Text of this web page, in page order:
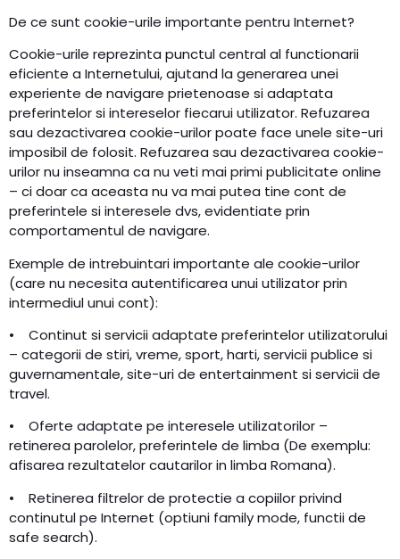
De ce sunt cookie-urile importante pentru Internet?
Cookie-urile reprezinta punctul central al functionarii
eficiente a Internetului, ajutand la generarea unei
experiente de navigare prietenoase si adaptata
preferintelor si intereselor fiecarui utilizator. Refuzarea
sau dezactivarea cookie-urilor poate face unele site-uri
imposibil de folosit. Refuzarea sau dezactivarea cookie-
urilor nu inseamna ca nu veti mai primi publicitate online
– ci doar ca aceasta nu va mai putea tine cont de
preferintele si interesele dvs, evidentiate prin
comportamentul de navigare.
Exemple de intrebuintari importante ale cookie-urilor
(care nu necesita autentificarea unui utilizator prin
intermediul unui cont):
• Continut si servicii adaptate preferintelor utilizatorului
– categorii de stiri, vreme, sport, harti, servicii publice si
guvernamentale, site-uri de entertainment si servicii de
travel.
• Oferte adaptate pe interesele utilizatorilor –
retinerea parolelor, preferintele de limba (De exemplu:
afisarea rezultatelor cautarilor in limba Romana).
• Retinerea filtrelor de protectie a copiilor privind
continutul pe Internet (optiuni family mode, functii de
safe search).